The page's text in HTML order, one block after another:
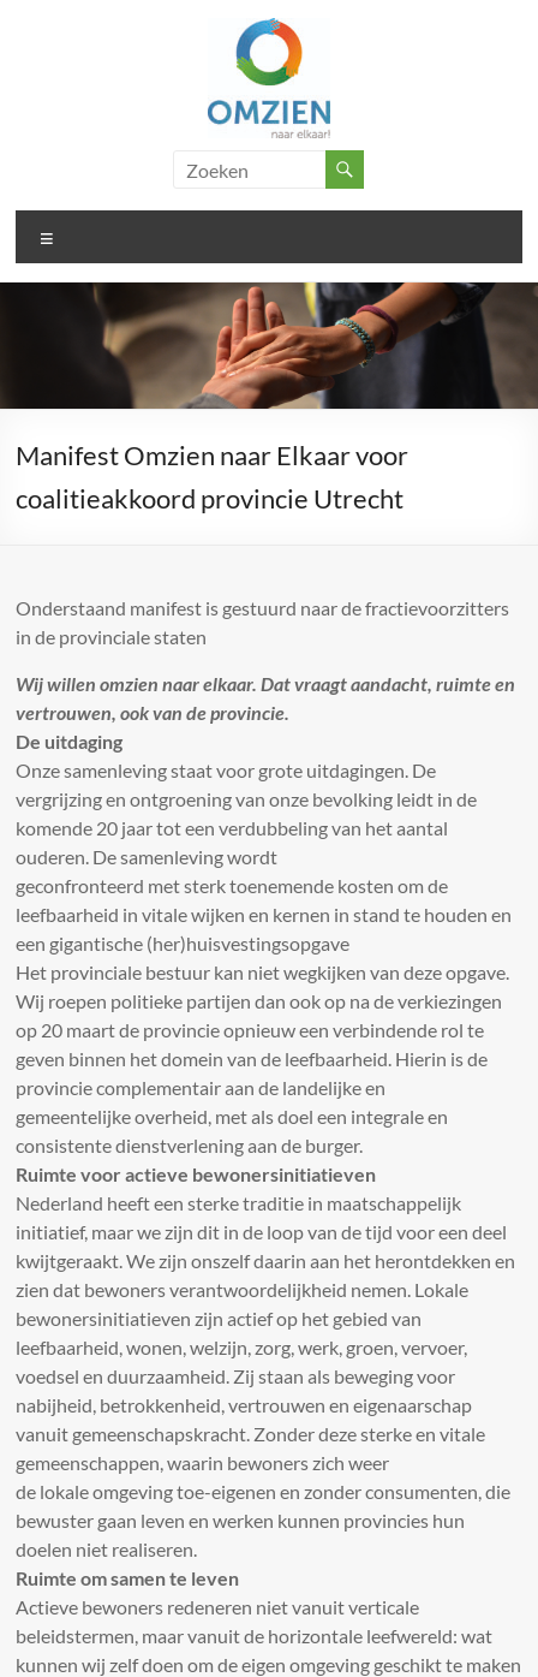
naar
elkaar
met
je
Manifest Omzien naar Elkaar voor
coalitieakkoord provincie Utrecht
Onderstaand manifest is gestuurd naar de fractievoorzitters
in de provinciale staten
Wij willen omzien naar elkaar. Dat vraagt aandacht, ruimte en
vertrouwen, ook van de provincie.
De uitdaging
Onze samenleving staat voor grote uitdagingen. De
vergrijzing en ontgroening van onze bevolking leidt in de
komende 20 jaar tot een verdubbeling van het aantal
ouderen. De samenleving wordt
geconfronteerd met sterk toenemende kosten om de
leefbaarheid in vitale wijken en kernen in stand te houden en
een gigantische (her)huisvestingsopgave
Het provinciale bestuur kan niet wegkijken van deze opgave.
Wij roepen politieke partijen dan ook op na de verkiezingen
op 20 maart de provincie opnieuw een verbindende rol te
geven binnen het domein van de leefbaarheid. Hierin is de
provincie complementair aan de landelijke en
gemeentelijke overheid, met als doel een integrale en
consistente dienstverlening aan de burger.
Ruimte voor actieve bewonersinitiatieven
Nederland heeft een sterke traditie in maatschappelijk
initiatief, maar we zijn dit in de loop van de tijd voor een deel
kwijtgeraakt. We zijn onszelf daarin aan het herontdekken en
zien dat bewoners verantwoordelijkheid nemen. Lokale
bewonersinitiatieven zijn actief op het gebied van
leefbaarheid, wonen, welzijn, zorg, werk, groen, vervoer,
voedsel en duurzaamheid. Zij staan als beweging voor
nabijheid, betrokkenheid, vertrouwen en eigenaarschap
vanuit gemeenschapskracht. Zonder deze sterke en vitale
gemeenschappen, waarin bewoners zich weer
de lokale omgeving toe-eigenen en zonder consumenten, die
bewuster gaan leven en werken kunnen provincies hun
doelen niet realiseren.
Ruimte om samen te leven
Actieve bewoners redeneren niet vanuit verticale
beleidstermen, maar vanuit de horizontale leefwereld: wat
kunnen wij zelf doen om de eigen omgeving geschikt te maken